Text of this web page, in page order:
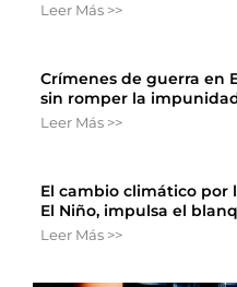
Leer Más >>
Crímenes de guerra en
sin romper la
Leer Más >>
El cambio climático por
El Niño, impulsa el
Leer Más >>